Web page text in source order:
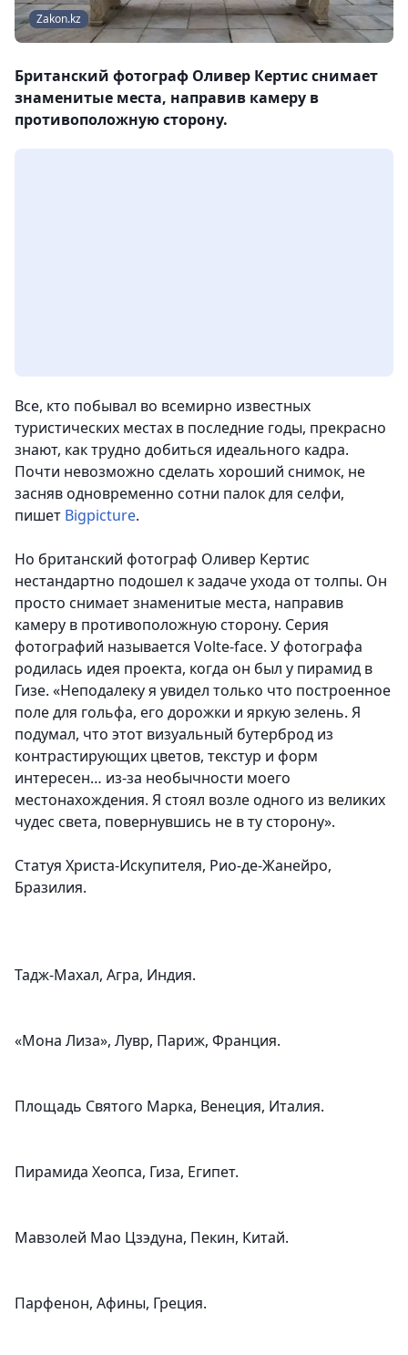
Zakon.kz
Британский фотограф Оливер Кертис снимает
знаменитые места, направив камеру в
противоположную сторону.
Все, кто побывал во всемирно известных
туристических местах в последние годы, прекрасно
знают, как трудно добиться идеального кадра.
Почти невозможно сделать хороший снимок, не
засняв одновременно сотни палок для селфи,
пишет Bigpicture.
Но британский фотограф Оливер Кертис
нестандартно подошел к задаче ухода от толпы. Он
просто снимает знаменитые места, направив
камеру в противоположную сторону. Серия
фотографий называется Volte-face. У фотографа
родилась идея проекта, когда он был у пирамид в
Гизе. «Неподалеку я увидел только что построенное
поле для гольфа, его дорожки и яркую зелень. Я
подумал, что этот визуальный бутерброд из
контрастирующих цветов, текстур и форм
интересен… из-за необычности моего
местонахождения. Я стоял возле одного из великих
чудес света, повернувшись не в ту сторону».
Статуя Христа-Искупителя, Рио-де-Жанейро,
Бразилия.
Тадж-Махал, Агра, Индия.
«Мона Лиза», Лувр, Париж, Франция.
Площадь Святого Марка, Венеция, Италия.
Пирамида Хеопса, Гиза, Египет.
Мавзолей Мао Цзэдуна, Пекин, Китай.
Парфенон, Афины, Греция.